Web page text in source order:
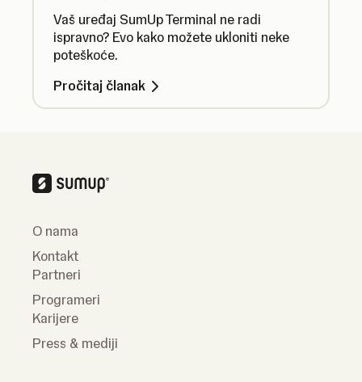
Vaš uređaj SumUp Terminal ne radi
ispravno? Evo kako možete ukloniti neke
poteškoće.
Pročitaj članak
O nama
Kontakt
Partneri
Programeri
Karijere
Press & mediji